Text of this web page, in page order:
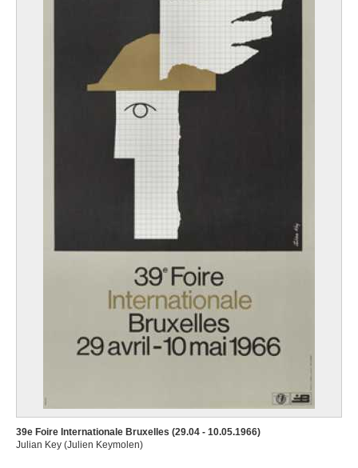
39e Foire Internationale Bruxelles (29.04 - 10.05.1966)
Julian Key (Julien Keymolen)